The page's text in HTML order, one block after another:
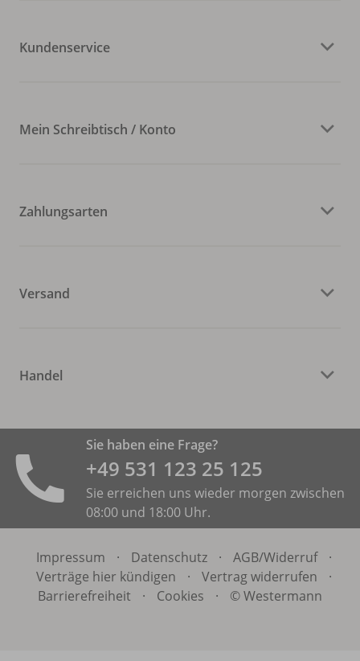
Kundenservice
Mein Schreibtisch / Konto
Zahlungsarten
Versand
Handel
Sie haben eine Frage?
+49 531 ­123 25 125
Sie erreichen uns wieder morgen zwischen
08:00 und 18:00 Uhr.
Impressum · Datenschutz · AGB/Widerruf
·
Verträge hier kündigen
· Vertrag widerrufen
·
Barrierefreiheit
· Cookies · © Westermann